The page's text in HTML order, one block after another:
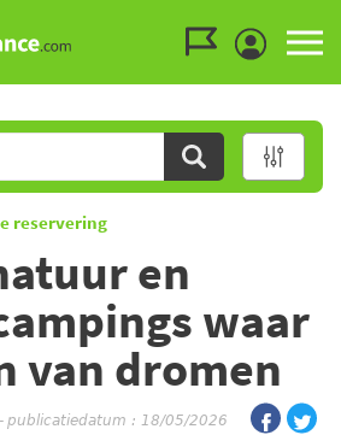
reservering
en
waar
van dromen
publicatiedatum : 18/05/2026